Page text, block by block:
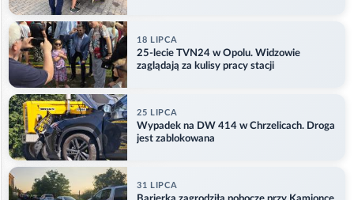
18 LIPCA
25-lecie TVN24 w Opolu. Widzowie
zaglądają za kulisy pracy stacji
25 LIPCA
Wypadek na DW 414 w Chrzelicach. Droga
jest zablokowana
31 LIPCA